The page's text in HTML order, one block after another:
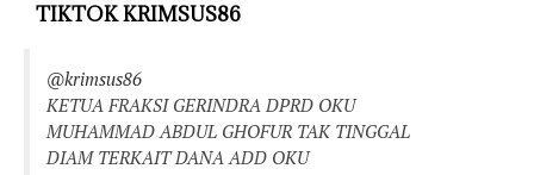
TIKTOK KRIMSUS86
@krimsus86
KETUA FRAKSI GERINDRA DPRD OKU
MUHAMMAD ABDUL GHOFUR TAK TINGGAL
DIAM TERKAIT DANA ADD OKU